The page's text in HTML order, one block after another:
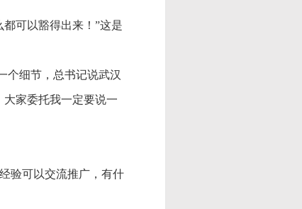
可以豁得出来！”这是
个细节，总书记说武汉
家委托我一定要说一
验可以交流推广，有什